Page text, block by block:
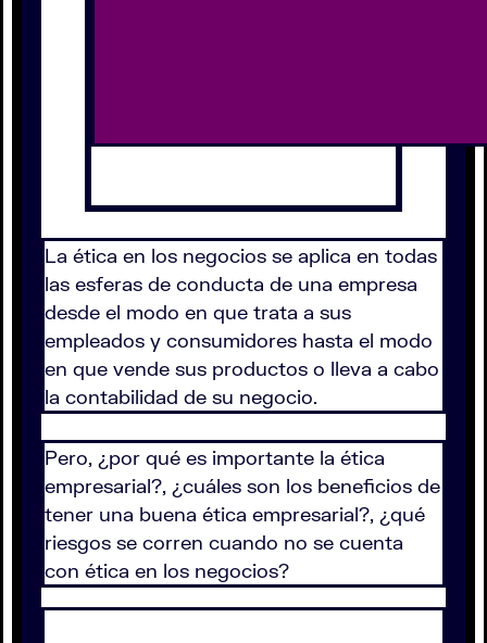
La ética en los negocios se aplica en todas
las esferas de conducta de una empresa
desde el modo en que trata a sus
empleados y consumidores hasta el modo
en que vende sus productos o lleva a cabo
la contabilidad de su negocio.
Pero, ¿por qué es importante la ética
empresarial?, ¿cuáles son los beneficios de
tener una buena ética empresarial?, ¿qué
riesgos se corren cuando no se cuenta
con ética en los negocios?